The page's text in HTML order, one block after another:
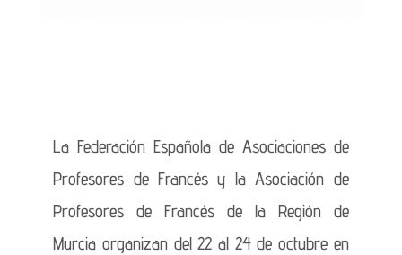
La Federación Española de Asociaciones de
Profesores de Francés y la Asociación de
Profesores de Francés de la Región de
Murcia organizan del 22 al 24 de octubre en